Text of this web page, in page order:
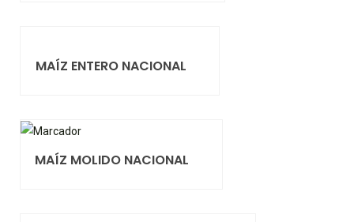
MAÍZ ENTERO NACIONAL
MAÍZ MOLIDO NACIONAL